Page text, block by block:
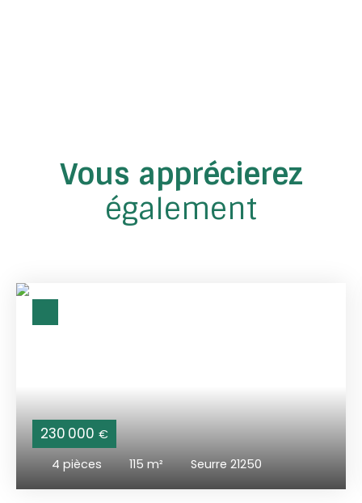
Vous apprécierez
également
230 000 €
4 pièces 115 m² Seurre 21250